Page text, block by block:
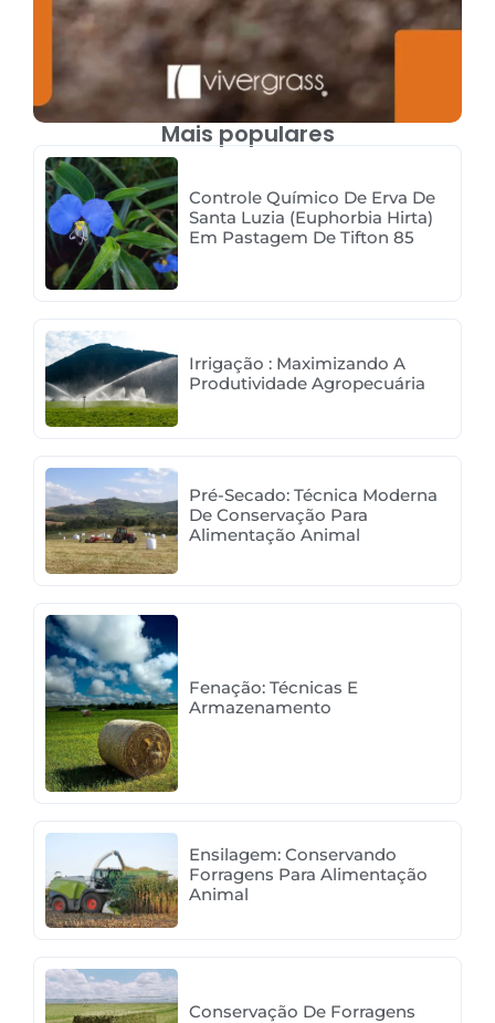
Mais populares
Controle Químico De Erva De
Santa Luzia (Euphorbia Hirta)
Em Pastagem De Tifton 85
Irrigação : Maximizando A
Produtividade Agropecuária
Pré-Secado: Técnica Moderna
De Conservação Para
Alimentação Animal
Fenação: Técnicas E
Armazenamento
Ensilagem: Conservando
Forragens Para Alimentação
Animal
Conservação De Forragens